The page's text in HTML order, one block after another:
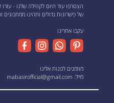
הצטרפו עוד היום לקהילה שלנו -
של כישרונות גדולים ותהינו ממתכונים
עקבו אחרינו
מוזמנים לפנות אלינו
מייל: mabasirofficial@gmail.com